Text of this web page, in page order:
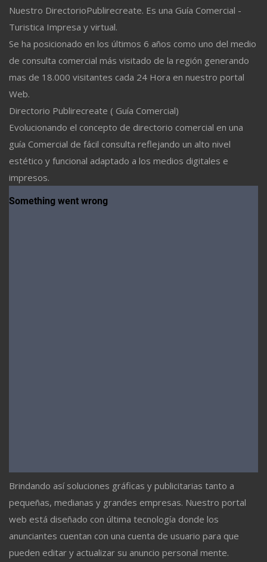
Nuestro DirectorioPublirecreate. Es una Guía Comercial -
Turistica Impresa y virtual.
Se ha posicionado en los últimos 6 años como uno del medio
de consulta comercial más visitado de la región generando
mas de 18.000 visitantes cada 24 Hora en nuestro portal
Web.
Directorio Publirecreate ( Guía Comercial)
Evolucionando el concepto de directorio comercial en una
guía Comercial de fácil consulta reflejando un alto nivel
estético y funcional adaptado a los medios digitales e
impresos.
Brindando así soluciones gráficas y publicitarias tanto a
pequeñas, medianas y grandes empresas. Nuestro portal
web está diseñado con última tecnología donde los
anunciantes cuentan con una cuenta de usuario para que
pueden editar y actualizar su anuncio personal mente.